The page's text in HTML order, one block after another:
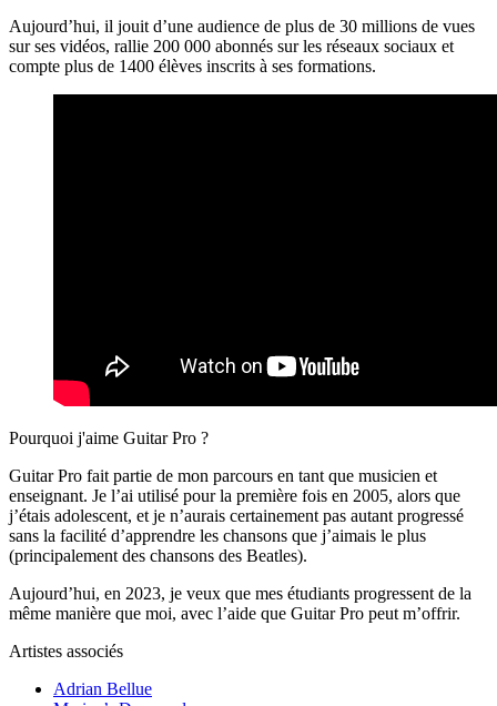
Aujourd’hui, il jouit d’une audience de plus de 30 millions de vues
sur ses vidéos, rallie 200 000 abonnés sur les réseaux sociaux et
compte plus de 1400 élèves inscrits à ses formations.
Pourquoi j'aime Guitar Pro ?
Guitar Pro fait partie de mon parcours en tant que musicien et
enseignant. Je l’ai utilisé pour la première fois en 2005, alors que
j’étais adolescent, et je n’aurais certainement pas autant progressé
sans la facilité d’apprendre les chansons que j’aimais le plus
(principalement des chansons des Beatles).
Aujourd’hui, en 2023, je veux que mes étudiants progressent de la
même manière que moi, avec l’aide que Guitar Pro peut m’offrir.
Artistes associés
Adrian Bellue